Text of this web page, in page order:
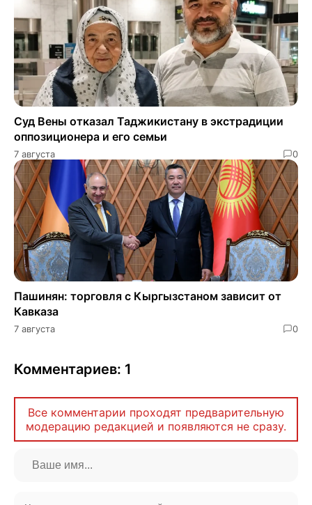
Суд Вены отказал Таджикистану в экстрадиции
оппозиционера и его семьи
7 августа 0
Пашинян: торговля с Кыргызстаном зависит от
Кавказа
7 августа 0
Комментариев: 1
Все комментарии проходят предварительную
модерацию редакцией и появляются не сразу.